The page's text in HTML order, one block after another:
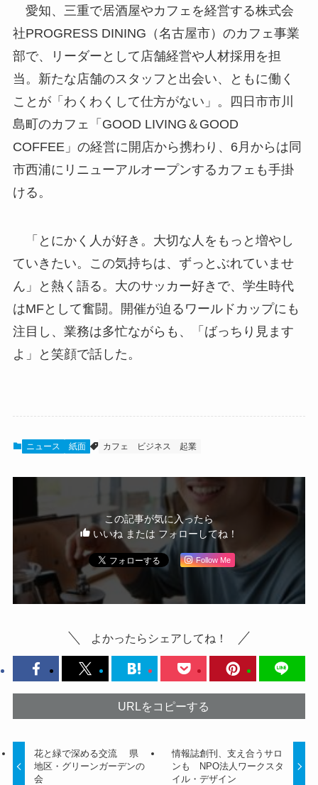
愛知、三重で居酒屋やカフェを経営する株式会
社PROGRESS DINING（名古屋市）のカフェ事業
部で、リーダーとして店舗経営や人材採用を担
当。新たな店舗のスタッフと出会い、ともに働く
ことが「わくわくして仕方がない」。四日市市川
島町のカフェ「GOOD LIVING＆GOOD
COFFEE」の経営に開店から携わり、6月からは同
市西浦にリニューアルオープンするカフェも手掛
ける。
「とにかく人が好き。大切な人をもっと増やし
ていきたい。この気持ちは、ずっとぶれていませ
ん」と熱く語る。大のサッカー好きで、学生時代
はMFとして奮闘。開催が迫るワールドカップにも
注目し、業務は多忙ながらも、「ばっちり見ます
よ」と笑顔で話した。
ニュース 紙面 カフェ ビジネス 起業
この記事が気に入ったら
いいね または フォローしてね！
Follow Me
よかったらシェアしてね！
URLをコピーする
花と緑で深める交流 県
地区・グリーンガーデンの
会
情報誌創刊、支え合うサロ
ンも NPO法人ワークスタ
イル・デザイン